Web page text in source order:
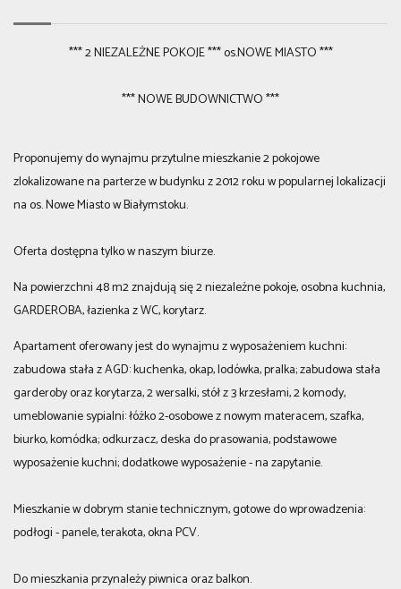
*** 2 NIEZALEŻNE POKOJE *** os.NOWE MIASTO ***
*** NOWE BUDOWNICTWO ***
Proponujemy do wynajmu przytulne mieszkanie 2 pokojowe
zlokalizowane na parterze w budynku z 2012 roku w popularnej lokalizacji
na os. Nowe Miasto w Białymstoku.
Oferta dostępna tylko w naszym biurze.
Na powierzchni 48 m2 znajdują się 2 niezależne pokoje, osobna kuchnia,
GARDEROBA, łazienka z WC, korytarz.
Apartament oferowany jest do wynajmu z wyposażeniem kuchni:
zabudowa stała z AGD: kuchenka, okap, lodówka, pralka; zabudowa stała
garderoby oraz korytarza, 2 wersalki, stół z 3 krzesłami, 2 komody,
umeblowanie sypialni: łóżko 2-osobowe z nowym materacem, szafka,
biurko, komódka; odkurzacz, deska do prasowania, podstawowe
wyposażenie kuchni; dodatkowe wyposażenie - na zapytanie.
Mieszkanie w dobrym stanie technicznym, gotowe do wprowadzenia:
podłogi - panele, terakota, okna PCV.
Do mieszkania przynależy piwnica oraz balkon.